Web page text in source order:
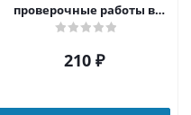
проверочные работы в
новой форме. ФГОС
210 ₽